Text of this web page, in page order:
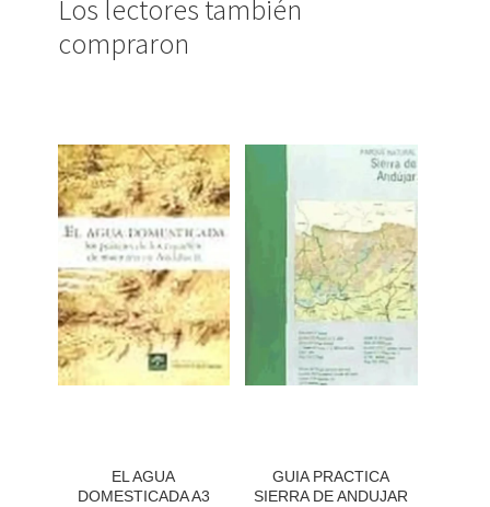
Los lectores también
compraron
EL AGUA
DOMESTICADA A3
GUIA PRACTICA
SIERRA DE ANDUJAR